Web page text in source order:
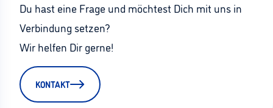
Du hast eine Frage und möchtest Dich mit uns in
Verbindung setzen?
Wir helfen Dir gerne!
KONTAKT